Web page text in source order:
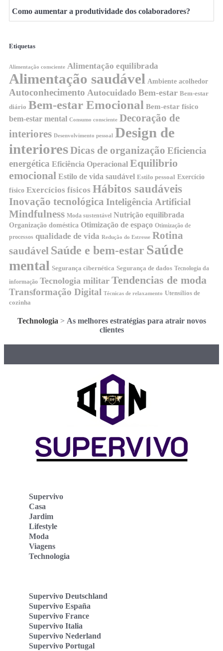
Como aumentar a produtividade dos colaboradores?
Etiquetas
Alimentação consciente Alimentação equilibrada
Alimentação saudável Ambiente acolhedor
Autoconhecimento Autocuidado Bem-estar Bem-estar
diário Bem-estar Emocional Bem-estar físico
bem-estar mental Consumo consciente Decoração de
interiores Desenvolvimento pessoal
Design de
interioresDicas de organização Eficiencia
energética Eficiência Operacional Equilibrio
emocional Estilo de vida saudável Estilo pessoal Exercício
físico Exercícios físicos Hábitos saudáveis
Inovação tecnológica Inteligência Artificial
Mindfulness Moda sustentável Nutrição equilibrada
Organização doméstica Otimização de espaço Otimização de
processos qualidade de vida Redução do Estresse Rotina
saudável Saúde e bem-estar Saúde
mental Segurança cibernética Segurança de dados Tecnologia da
informação Tecnologia militar Tendencias de moda
Transformação Digital Técnicas de relaxamento Utensílios de
cozinha
Technologia > As melhores estratégias para atrair novos
clientes
Supervivo
Casa
Jardim
Lifestyle
Moda
Viagens
Technologia
Supervivo Deutschland
Supervivo España
Supervivo France
Supervivo Italia
Supervivo Nederland
Supervivo Portugal